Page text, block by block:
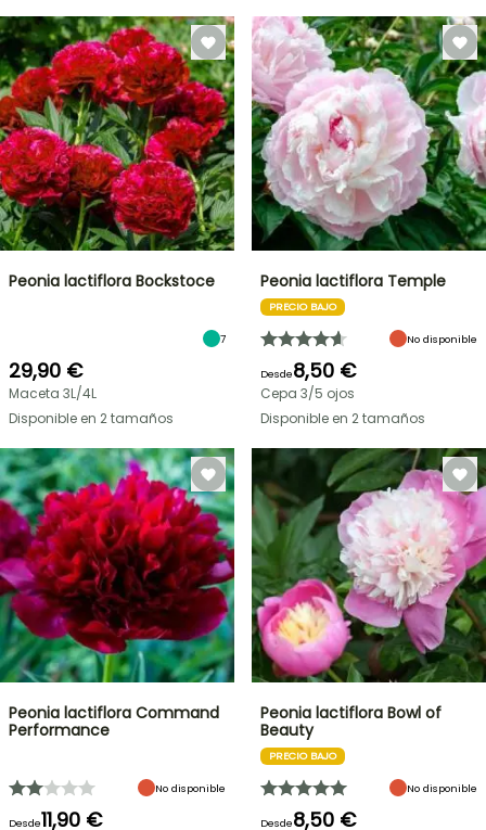
Peonia lactiflora Bockstoce
7
29,90 €
Maceta 3L/4L
Disponible en 2 tamaños
Peonia lactiflora Temple
PRECIO BAJO
No disponible
Desde8,50 €
Cepa 3/5 ojos
Disponible en 2 tamaños
Peonia lactiflora Command
Performance
No disponible
Desde11,90 €
Peonia lactiflora Bowl of
Beauty
PRECIO BAJO
No disponible
Desde8,50 €